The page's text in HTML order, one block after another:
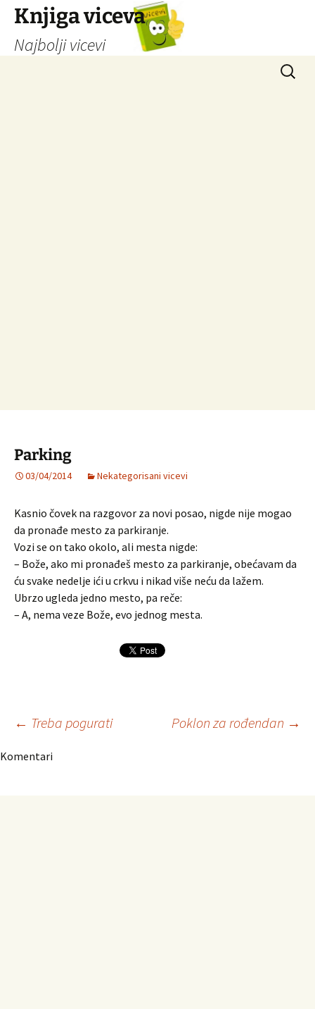
Knjiga viceva
Najbolji vicevi
Parking
03/04/2014 Nekategorisani vicevi
Kasnio čovek na razgovor za novi posao, nigde nije mogao
da pronađe mesto za parkiranje.
Vozi se on tako okolo, ali mesta nigde:
– Bože, ako mi pronađeš mesto za parkiranje, obećavam da
ću svake nedelje ići u crkvu i nikad više neću da lažem.
Ubrzo ugleda jedno mesto, pa reče:
– A, nema veze Bože, evo jednog mesta.
Navigacija
← Treba pogurati Poklon za rođendan →
Komentari